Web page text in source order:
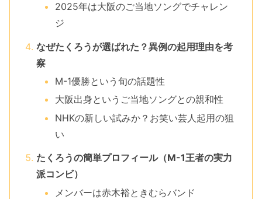
2025年は大阪のご当地ソングでチャレン
ジ
なぜたくろうが選ばれた？異例の起用理由を考
察
M-1優勝という旬の話題性
大阪出身というご当地ソングとの親和性
NHKの新しい試みか？お笑い芸人起用の狙
い
たくろうの簡単プロフィール（M-1王者の実力
派コンビ）
メンバーは赤木裕ときむらバンド